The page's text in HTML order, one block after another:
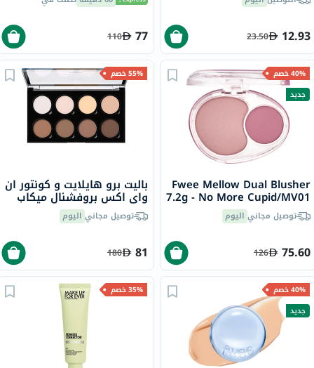
12.93
23.50
77
110
40% خصم
جديد
Fwee Mellow Dual Blusher
7.2g - No More Cupid/MV01
توصيل مجاني اليوم
75.60
126
55% خصم
باليت برو هايلايت و كونتور ان
واي اكس بروفشنال ميكاب
برو 2.7 جرامتوصيل مجاني اليوم
81
180
40% خصم
جديد
35% خصم